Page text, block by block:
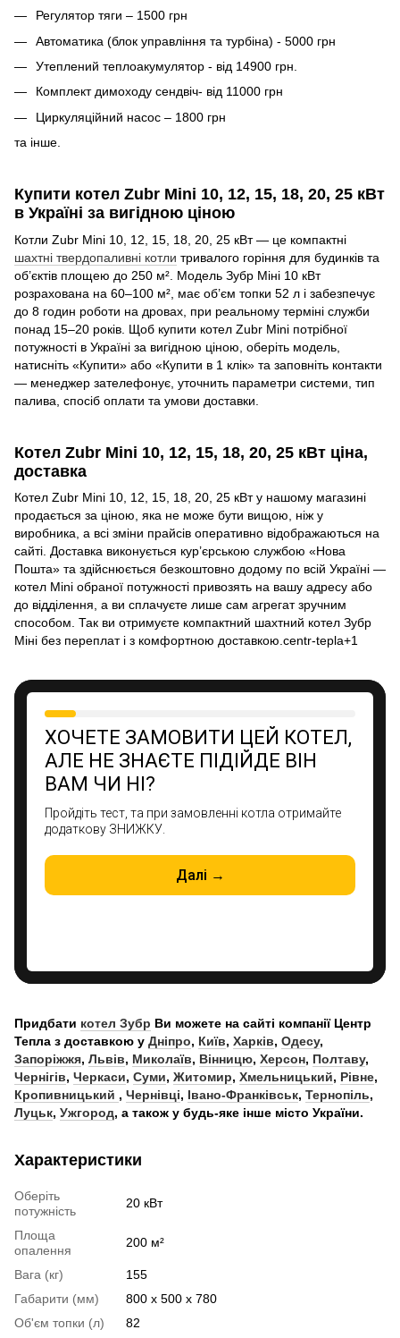
Регулятор тяги – 1500 грн
Автоматика (блок управління та турбіна) - 5000 грн
Утеплений теплоакумулятор - від 14900 грн.
Комплект димоходу сендвіч- від 11000 грн
Циркуляційний насос – 1800 грн
та інше.
Купити котел Zubr Mini 10, 12, 15, 18, 20, 25 кВт
в Україні за вигідною ціною
Котли Zubr Mini 10, 12, 15, 18, 20, 25 кВт — це компактні
шахтні твердопаливні котли тривалого горіння для будинків та
об’єктів площею до 250 м². Модель Зубр Міні 10 кВт
розрахована на 60–100 м², має об’єм топки 52 л і забезпечує
до 8 годин роботи на дровах, при реальному терміні служби
понад 15–20 років. Щоб купити котел Zubr Mini потрібної
потужності в Україні за вигідною ціною, оберіть модель,
натисніть «Купити» або «Купити в 1 клік» та заповніть контакти
— менеджер зателефонує, уточнить параметри системи, тип
палива, спосіб оплати та умови доставки.
Котел Zubr Mini 10, 12, 15, 18, 20, 25 кВт ціна,
доставка
Котел Zubr Mini 10, 12, 15, 18, 20, 25 кВт у нашому магазині
продається за ціною, яка не може бути вищою, ніж у
виробника, а всі зміни прайсів оперативно відображаються на
сайті. Доставка виконується кур’єрською службою «Нова
Пошта» та здійснюється безкоштовно додому по всій Україні —
котел Mini обраної потужності привозять на вашу адресу або
до відділення, а ви сплачуєте лише сам агрегат зручним
способом. Так ви отримуєте компактний шахтний котел Зубр
Міні без переплат і з комфортною доставкою.centr-tepla+1
Придбати котел Зубр Ви можете на сайті компанії Центр
Тепла з доставкою у Дніпро, Київ, Харків, Одесу,
Запоріжжя, Львів, Миколаїв, Вінницю, Херсон, Полтаву,
Чернігів, Черкаси, Суми, Житомир, Хмельницький, Рівне,
Кропивницький , Чернівці, Івано-Франківськ, Тернопіль,
Луцьк, Ужгород, а також у будь-яке інше місто України.
Характеристики
Оберіть
потужність
20 кВт
Площа
опалення
200 м²
Вага (кг)
155
Габарити (мм)
800 х 500 х 780
Об'єм топки (л)
82